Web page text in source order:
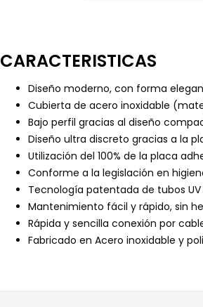
CARACTERISTICAS
Diseño moderno, con forma
Cubierta de acero inoxidable
Bajo perfil gracias al diseño
Diseño ultra discreto gracias a la
Utilización del 100% de la placa
Conforme a la legislación en
Tecnología patentada de tubos
Mantenimiento fácil y rápido, sin
Rápida y sencilla conexión por
Fabricado en Acero inoxidable y